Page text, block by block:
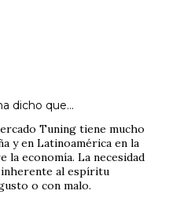
dicho que…
Tuning tiene mucho
y en Latinoamérica en la
la economía. La necesidad
al espíritu
o con malo.